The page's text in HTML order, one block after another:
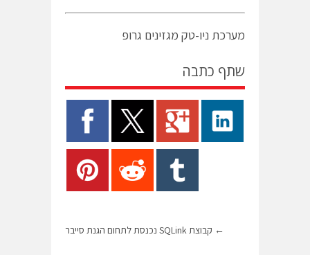
מערכת ניו-טק מגזינים גרופ
שתף כתבה
← קבוצת SQLink נכנסת לתחום הגנת סייבר